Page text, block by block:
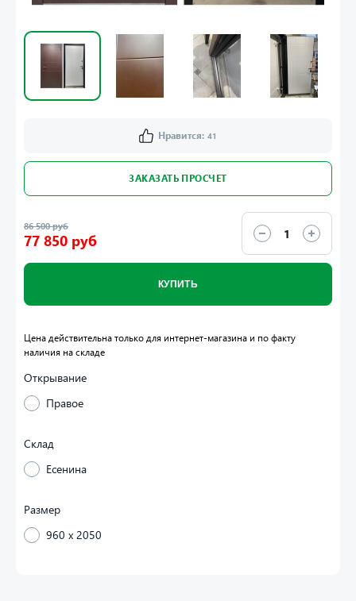
Нравится: 41
ЗАКАЗАТЬ ПРОСЧЕТ
86 500 руб
77 850 руб
КУПИТЬ
Открывание
Правое
Склад
Есенина
Размер
960 x 2050
Цена действительна только для интернет-магазина и по факту
наличия на складе